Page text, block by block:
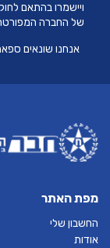
ויישמרו בהתאם
של החברה
אנחנו שונאים
מפת האתר
החשבון שלי
אודות